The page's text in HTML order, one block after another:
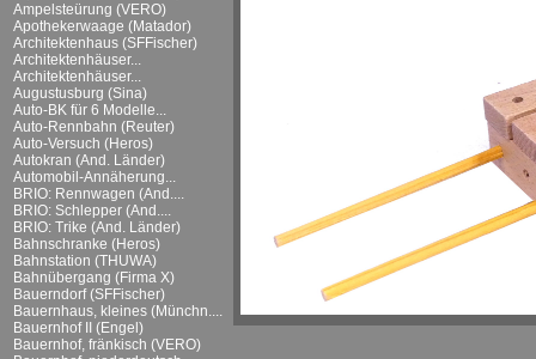
Ampelsteürung (VERO)
Apothekerwaage (Matador)
Architektenhaus (SFFischer)
Architektenhäuser...
Architektenhäuser...
Augustusburg (Sina)
Auto-BK für 6 Modelle...
Auto-Rennbahn (Reuter)
Auto-Versuch (Heros)
Autokran (And. Länder)
Automobil-Annäherung...
BRIO: Rennwagen (And....
BRIO: Schlepper (And....
BRIO: Trike (And. Länder)
Bahnschranke (Heros)
Bahnstation (THUWA)
Bahnübergang (Firma X)
Bauerndorf (SFFischer)
Bauernhaus, kleines (Münchn....
Bauernhof II (Engel)
Bauernhof, fränkisch (VERO)